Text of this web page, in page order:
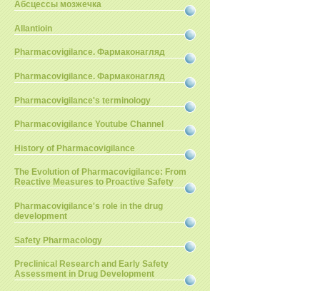
Абсцессы мозжечка
Allantioin
Pharmacovigilance. Фармаконагляд
Pharmacovigilance. Фармаконагляд
Pharmacovigilance's terminology
Pharmacovigilance Youtube Channel
History of Pharmacovigilance
The Evolution of Pharmacovigilance: From
Reactive Measures to Proactive Safety
Pharmacovigilance's role in the drug
development
Safety Pharmacology
Preclinical Research and Early Safety
Assessment in Drug Development